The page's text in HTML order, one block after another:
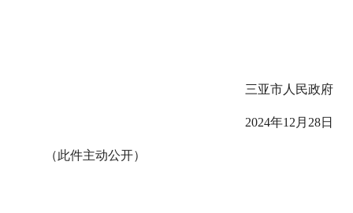
三亚市人民政府
2024年12月28日
（此件主动公开）